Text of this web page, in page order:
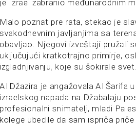
je Izrael zabranio međunarodnim
Malo poznat pre rata, stekao je
svakodnevnim javljanjima sa
obavljao. Njegovi izveštaji pružali
uključujući kratkotrajno primirje,
izgladnjivanju, koje su šokirale svet.
Al Džazira je angažovala Al Šarifa
izraelskog napada na Džabalaju
profesionalni snimatelj, mladi
kolege ubedile da sam ispriča